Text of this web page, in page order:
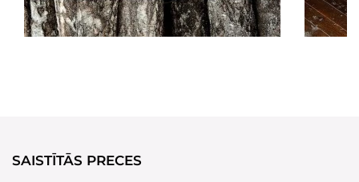
SAISTĪTĀS PRECES